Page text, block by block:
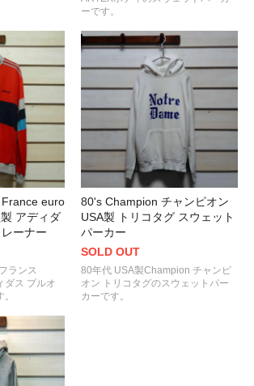
ーです。
euro
アディダ
ーナー
ランス
ダス プルオ
80's Champion チャンピオン
USA製 トリコタグ スウェット
パーカー
SOLD OUT
80年代 USA製Champion チャンピ
オン トリコタグのスウェットパー
カーです。